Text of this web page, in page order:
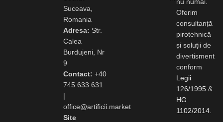
Suceava,
Romania
Adresa: Str.
Calea
Burdujeni, Nr
9
Contact: +40
745 633 631
|
office@artificii.market
Site
Oferim
consultanță
pirotehnică
și soluții de
divertisment
conform
Legii
126/1995 &
HG
1102/2014